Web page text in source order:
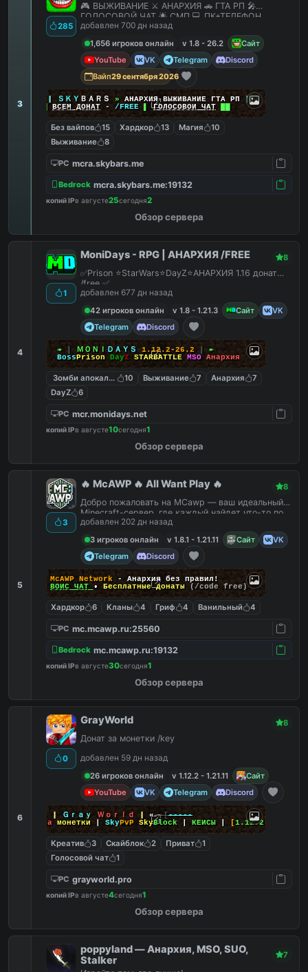
3
285
🎮 ВЫЖИВАНИЕ ⚔️ АНАРХИЯ 🚗 ГТА РП 🎤
ГОЛОСОВОЙ ЧАТ 🌟 СМП 💻 ПК+ТЕЛЕФОН
добавлен 700 дн назад
1,656 игроков онлайн
v 1.8 - 26.2
Сайт
YouTube
VK Telegram
Discord
Вайп29 сентября 2026
ＳＫＹ ＢＡＲＳ » АНАРХИЯ ВЫЖИВАНИЕ ГТА РП |||
ВСЕМ ДОНАТ- /FREE ▌ГОЛОСОВОЙ ЧАТ
Без вайпов 15 Хардкор 13 Магия
10
Выживание
8
PC mcra.skybars.me
Bedrock mcra.skybars.me:19132
копий IPв августе25сегодня2
Обзор сервера
4
1
MoniDays - RPG | АНАРХИЯ /FREE 8
✅Prison ⭐StarWars⭐DayZ⭐АНАРХИЯ 1.16 донат
/free ✅
добавлен 677 дн назад
42 игроков онлайн
v 1.8 - 1.21.3 Сайт
VK
Telegram
Discord
↠ ＭＯＮＩ ＤＡＹＳ 1.12.2-26.2
↞
BossPrison DayZ STARBATTLE MSO Анархия
Зомби апокалипсис
10 Выживание 7 Анархия
7
DayZ
6
PC mcr.monidays.net
копий IPв августе10сегодня1
Обзор сервера
5
3
🔥 McAWP 🔥 All Want Play 🔥 8
Добро пожаловать на MCawp — ваш идеальный
Minecraft-сервер, где каждый найдет что-то по
душе!
добавлен 202 дн назад
3 игроков онлайн
v 1.8.1 - 1.21.11 Сайт
VK
Telegram
Discord
McAWP Network
- Анархия без правил!
ВОЙС ЧАТ
• Бесплатные донаты (/code free)
Хардкор 6 Кланы 4 Гриф 4 Ванильный 4
PC mc.mcawp.ru:25560
Bedrock mc.mcawp.ru:19132
копий IPв августе30сегодня1
Обзор сервера
6
0
GrayWorld 8
Донат за монетки /key
добавлен 59 дн назад
26 игроков онлайн
v 1.12.2 - 1.21.11
Сайт
YouTube
VK Telegram Discord
----- Ｇｒａｙ Ｗｏｒｌｄ «--[-----
Донат за монетки | SkyPvP SkyBlock | КЕЙСЫ | [1.12.2-
Креатив 3 Скайблок 2 Приват
1
Голосовой чат
1
PC grayworld.pro
копий IPв августе4сегодня1
Обзор сервера
poppyland — Анархия, MSO, SUO,
Stalker
7